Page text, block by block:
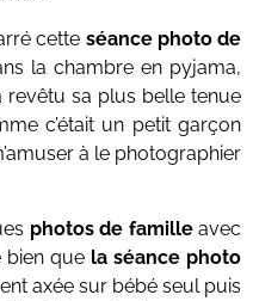
cette séance photo de
la chambre en pyjama,
sa plus belle tenue
c’était un petit garçon
à le photographier
photos de familleavec
bien que la séance photo
axée sur bébé seul puis